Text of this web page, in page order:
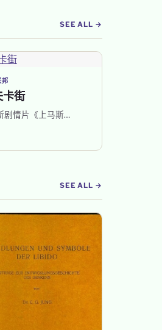
SEE ALL →
卡街
邦
剧情片《上马斯…
SEE ALL →